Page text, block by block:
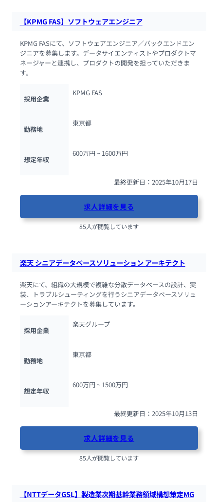
【KPMG FAS】ソフトウェアエンジニア
KPMG FASにて、ソフトウェアエンジニア／バックエンドエン
ジニアを募集します。データサイエンティストやプロダクトマ
ネージャーと連携し、プロダクトの開発を担っていただきま
す。
採用企業
KPMG FAS
勤務地
東京都
想定年収
600万円 ~ 1600万円
最終更新日：2025年10月17日
求人詳細を見る
85人が閲覧しています
楽天 シニアデータベースソリューション アーキテクト
楽天にて、組織の大規模で複雑な分散データベースの設計、実
装、トラブルシューティングを行うシニアデータベースソリュ
ーションアーキテクトを募集しています。
採用企業
楽天グループ
勤務地
東京都
想定年収
600万円 ~ 1500万円
最終更新日：2025年10月13日
求人詳細を見る
85人が閲覧しています
【NTTデータGSL】製造業次期基幹業務領域構想策定MG